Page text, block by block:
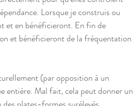
Lorsque je construis ou
et en bénéficieront. En fin de
et bénéficieront de la fréquentation
(par opposition à un
entière. Mal fait, cela peut donner un